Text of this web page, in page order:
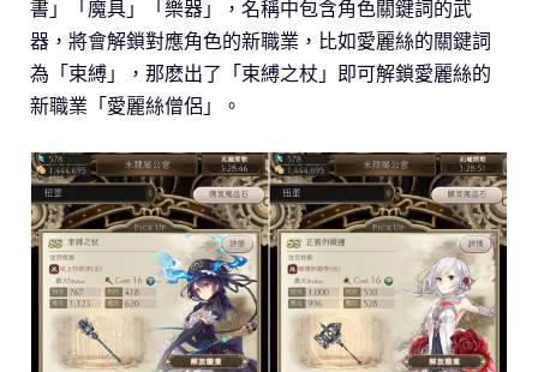
書」「魔具」「樂器」，名稱中包含角色關鍵詞的武
器，將會解鎖對應角色的新職業，比如愛麗絲的關鍵詞
為「束縛」，那麽出了「束縛之杖」即可解鎖愛麗絲的
新職業「愛麗絲僧侶」。